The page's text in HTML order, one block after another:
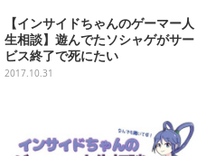
【インサイドちゃんのゲーマー人
生相談】遊んでたソシャゲがサー
ビス終了で死にたい
2017.10.31